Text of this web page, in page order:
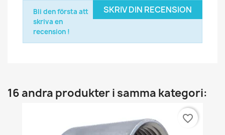
SKRIV DIN RECENSION
Bli den första att
skriva en
recension !
16 andra produkter i samma kategori:
favorite_border